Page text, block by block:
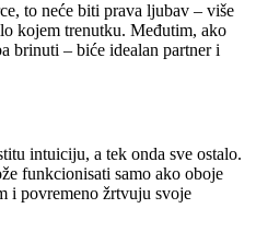
to neće biti prava ljubav – više
kojem trenutku. Međutim, ako
brinuti – biće idealan partner i
intuiciju, a tek onda sve ostalo.
funkcionisati samo ako oboje
i povremeno žrtvuju svoje